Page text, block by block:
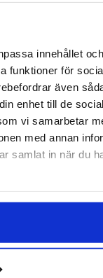
innehållet och
funktioner för
även
enhet till de
vi samarbetar
med annan
samlat in när du
på sitt
få bra
sin chef.
man byter
erfarna